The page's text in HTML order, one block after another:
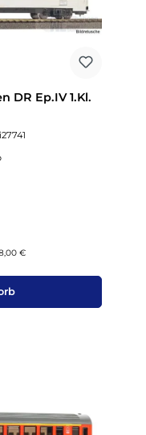
DR Ep.IV 1.Kl.
€